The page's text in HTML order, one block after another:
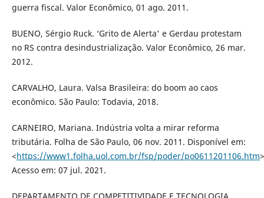
guerra fiscal. Valor Econômico, 01 ago. 2011.
BUENO, Sérgio Ruck. ‘Grito de Alerta' e Gerdau protestam
no RS contra desindustrialização. Valor Econômico, 26 mar.
2012.
CARVALHO, Laura. Valsa Brasileira: do boom ao caos
econômico. São Paulo: Todavia, 2018.
CARNEIRO, Mariana. Indústria volta a mirar reforma
tributária. Folha de São Paulo, 06 nov. 2011. Disponível em:
<https://www1.folha.uol.com.br/fsp/poder/po0611201106.htm
Acesso em: 07 jul. 2021.